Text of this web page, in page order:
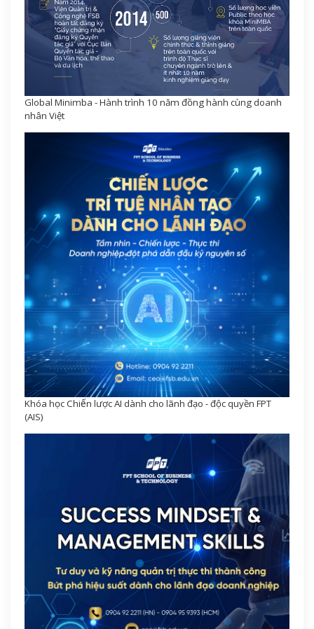
Global Minimba - Hành trình 10 năm đồng hành cùng doanh
nhân Việt
Khóa học Chiến lược AI dành cho lãnh đạo - độc quyền FPT
(AIS)